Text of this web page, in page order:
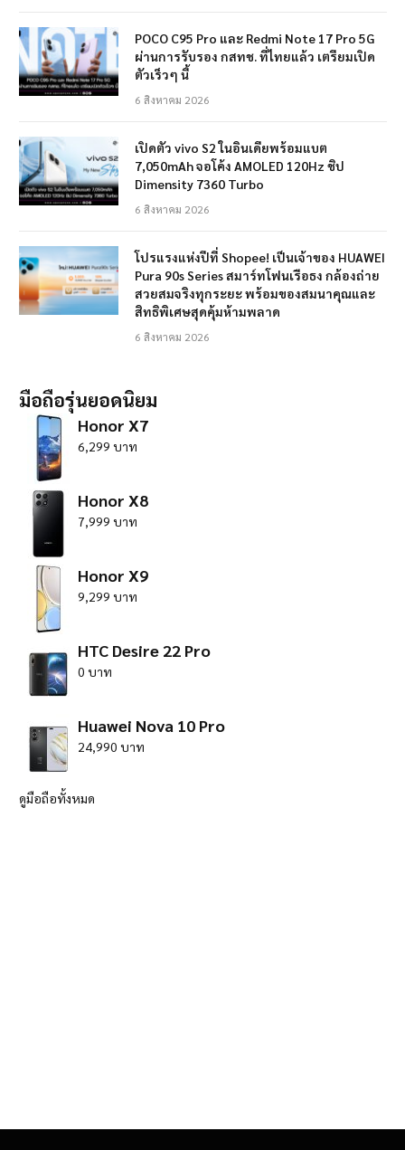
POCO C95 Pro และ Redmi Note 17 Pro 5G
ผ่านการรับรอง กสทช. ที่ไทยแล้ว เตรียมเปิด
ตัวเร็วๆ นี้
6 สิงหาคม 2026
เปิดตัว vivo S2 ในอินเดียพร้อมแบต
7,050mAh จอโค้ง AMOLED 120Hz ชิป
Dimensity 7360 Turbo
6 สิงหาคม 2026
โปรแรงแห่งปีที่ Shopee! เป็นเจ้าของ HUAWEI
Pura 90s Series สมาร์ทโฟนเรือธง กล้องถ่าย
สวยสมจริงทุกระยะ พร้อมของสมนาคุณและ
สิทธิพิเศษสุดคุ้มห้ามพลาด
6 สิงหาคม 2026
มือถือรุ่นยอดนิยม
Honor X7
6,299 บาท
Honor X8
7,999 บาท
Honor X9
9,299 บาท
HTC Desire 22 Pro
0 บาท
Huawei Nova 10 Pro
24,990 บาท
ดูมือถือทั้งหมด